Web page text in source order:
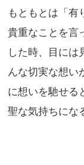
もともとは「有
貴重なことを言
した時、目には
んな切実な想い
に想いを馳せる
聖な気持ちにな